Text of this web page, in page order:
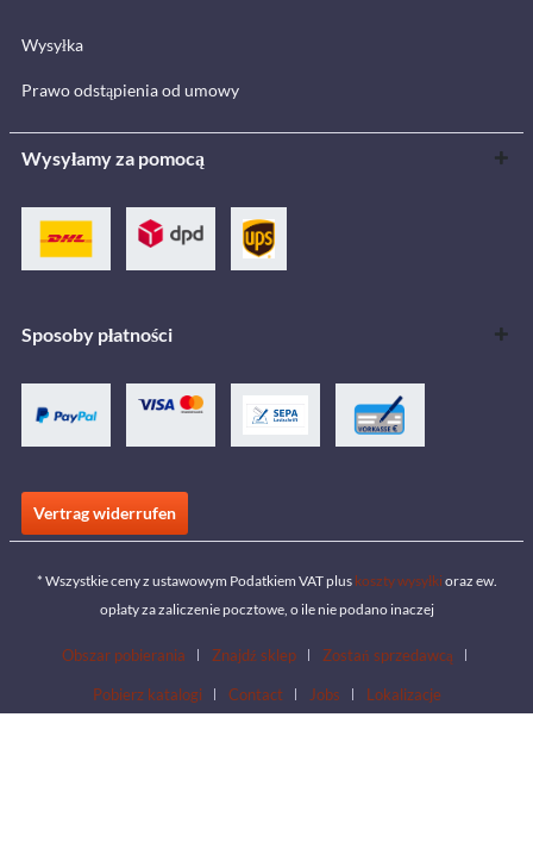
Wysyłka
Prawo odstąpienia od umowy
Wysyłamy za pomocą
Sposoby płatności
Vertrag widerrufen
* Wszystkie ceny z ustawowym Podatkiem VAT plus koszty wysyłki oraz ew.
opłaty za zaliczenie pocztowe, o ile nie podano inaczej
Obszar pobierania Znajdź sklep Zostań sprzedawcą
Pobierz katalogi Contact Jobs Lokalizacje